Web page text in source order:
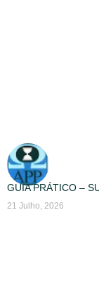
GUIA PRÁTICO –
21 Julho, 2026